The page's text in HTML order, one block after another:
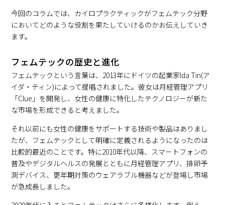
今回のコラムでは、カイロプラクティックがフェムテック分野
においてどのような役割を果たしていけるのかお伝えしていき
ます。
フェムテックの歴史と進化
フェムテックという言葉は、2013年にドイツの起業家Ida Tin(ア
イダ・ティン)によって提唱されました。彼女は月経管理アプリ
「Clue」を開発し、女性の健康に特化したテクノロジーが新た
な市場を形成できると考えました。
それ以前にも女性の健康をサポートする技術や製品はありまし
たが、フェムテックとして明確に定義されるようになったのは
比較的最近のことです。特に2010年代以降、スマートフォンの
普及やデジタルヘルスの発展とともに月経管理アプリ、排卵予
測デバイス、更年期対策のウェアラブル機器などが登場し市場
が急成長しました。